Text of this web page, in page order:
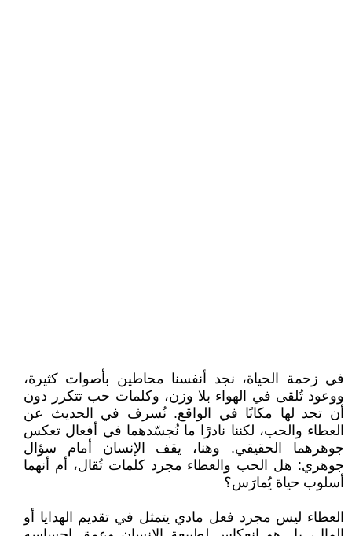
في زحمة الحياة، نجد أنفسنا محاطين بأصوات كثيرة،
ووعود تُلقى في الهواء بلا وزن، وكلمات حب تتكرر دون
أن تجد لها مكانًا في الواقع. نُسرف في الحديث عن
العطاء والحب، لكننا نادرًا ما نُجسّدهما في أفعال تعكس
جوهرهما الحقيقي. وهنا، يقف الإنسان أمام سؤال
جوهري: هل الحب والعطاء مجرد كلمات تُقال، أم أنهما
أسلوب حياة يُمارَس؟
العطاء ليس مجرد فعل مادي يتمثل في تقديم الهدايا أو